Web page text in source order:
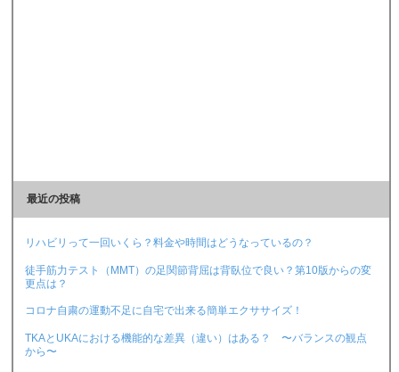
最近の投稿
リハビリって一回いくら？料金や時間はどうなっているの？
徒手筋力テスト（MMT）の足関節背屈は背臥位で良い？第10版からの変
更点は？
コロナ自粛の運動不足に自宅で出来る簡単エクササイズ！
TKAとUKAにおける機能的な差異（違い）はある？ 〜バランスの観点
から〜